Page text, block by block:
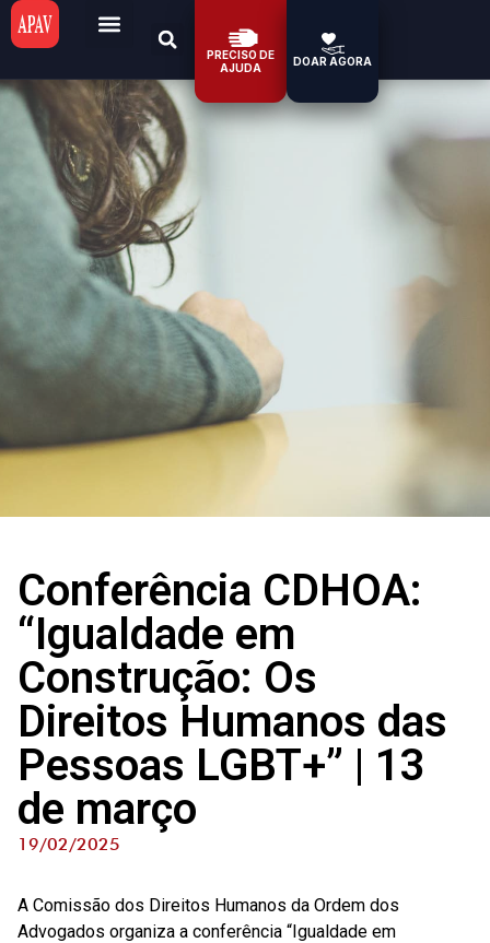
PRECISO DE
AJUDA
DOAR AGORA
Conferência CDHOA:
“Igualdade em
Construção: Os
Direitos Humanos das
Pessoas LGBT+” | 13
de março
19/02/2025
A Comissão dos Direitos Humanos da Ordem dos
Advogados organiza a conferência “Igualdade em